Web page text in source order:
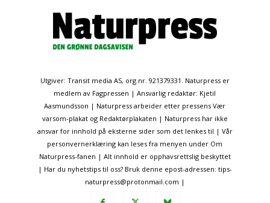
Utgiver: Transit media AS, org.nr. 921379331. Naturpress er
medlem av Fagpressen | Ansvarlig redaktør: Kjetil
Aasmundsson | Naturpress arbeider etter pressens Vær
varsom-plakat og Redaktørplakaten | Naturpress har ikke
ansvar for innhold på eksterne sider som det lenkes til | Vår
personvernerklæring kan leses fra menyen under Om
Naturpress-fanen | Alt innhold er opphavsrettslig beskyttet
| Har du nyhetstips til oss? Bruk denne epost-adressen: tips-
naturpress@protonmail.com |